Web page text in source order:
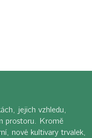
jejich vzhledu,
prostoru. Kromě
nové kultivary trvalek,